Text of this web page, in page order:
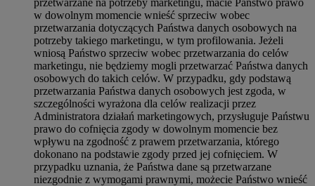
w dowolnym momencie wnieść sprzeciw wobec
przetwarzania dotyczących Państwa danych osobowych na
potrzeby takiego marketingu, w tym profilowania. Jeżeli
wniosą Państwo sprzeciw wobec przetwarzania do celów
marketingu, nie będziemy mogli przetwarzać Państwa danych
osobowych do takich celów. W przypadku, gdy podstawą
przetwarzania Państwa danych osobowych jest zgoda, w
szczególności wyrażona dla celów realizacji przez
Administratora działań marketingowych, przysługuje Państwu
prawo do cofnięcia zgody w dowolnym momencie bez
wpływu na zgodność z prawem przetwarzania, którego
dokonano na podstawie zgody przed jej cofnięciem. W
przypadku uznania, że Państwa dane są przetwarzane
niezgodnie z wymogami prawnymi, możecie Państwo wnieść